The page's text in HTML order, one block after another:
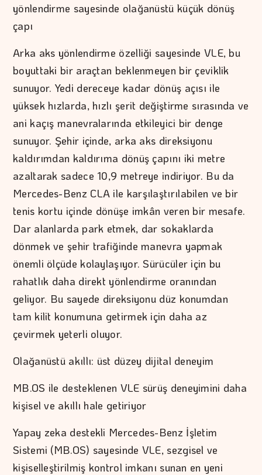
yönlendirme sayesinde olağanüstü küçük dönüş
çapı
Arka aks yönlendirme özelliği sayesinde VLE, bu
boyuttaki bir araçtan beklenmeyen bir çeviklik
sunuyor. Yedi dereceye kadar dönüş açısı ile
yüksek hızlarda, hızlı şerit değiştirme sırasında ve
ani kaçış manevralarında etkileyici bir denge
sunuyor. Şehir içinde, arka aks direksiyonu
kaldırımdan kaldırıma dönüş çapını iki metre
azaltarak sadece 10,9 metreye indiriyor. Bu da
Mercedes-Benz CLA ile karşılaştırılabilen ve bir
tenis kortu içinde dönüşe imkân veren bir mesafe.
Dar alanlarda park etmek, dar sokaklarda
dönmek ve şehir trafiğinde manevra yapmak
önemli ölçüde kolaylaşıyor. Sürücüler için bu
rahatlık daha direkt yönlendirme oranından
geliyor. Bu sayede direksiyonu düz konumdan
tam kilit konumuna getirmek için daha az
çevirmek yeterli oluyor.
Olağanüstü akıllı: üst düzey dijital deneyim
MB.OS ile desteklenen VLE sürüş deneyimini daha
kişisel ve akıllı hale getiriyor
Yapay zeka destekli Mercedes-Benz İşletim
Sistemi (MB.OS) sayesinde VLE, sezgisel ve
kişiselleştirilmiş kontrol imkanı sunan en yeni